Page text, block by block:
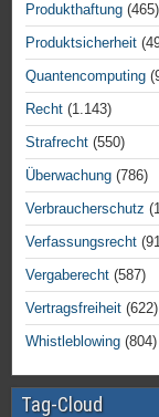
Produkthaftung (465)
Produktsicherheit
Quantencomputing
Recht (1.143)
Strafrecht (550)
Überwachung (786)
Verbraucherschutz
Verfassungsrecht
Vergaberecht (587)
Vertragsfreiheit (622)
Whistleblowing (804)
Tag-Cloud